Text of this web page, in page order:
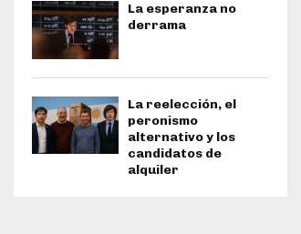
La esperanza no
derrama
La reelección, el
peronismo
alternativo y los
candidatos de
alquiler